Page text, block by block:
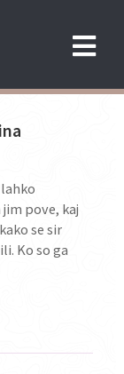
pove, kaj
se sir
Ko so ga